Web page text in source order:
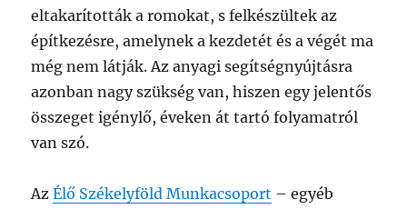
eltakarították a romokat, s felkészültek az
építkezésre, amelynek a kezdetét és a végét ma
még nem látják. Az anyagi segítségnyújtásra
azonban nagy szükség van, hiszen egy jelentős
összeget igénylő, éveken át tartó folyamatról
van szó.
AzÉlő Székelyföld Munkacsoport – egyéb